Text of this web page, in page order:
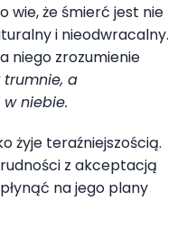
wie, że śmierć jest nie
i nieodwracalny.
niego zrozumienie
trumnie, a
niebie.
żyje teraźniejszością.
z akceptacją
na jego plany